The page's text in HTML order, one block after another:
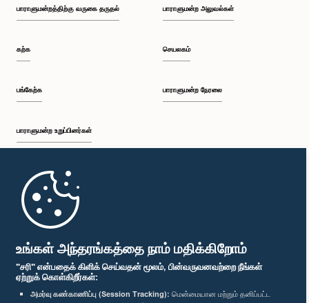
உங்கள் அந்தரங்கத்தை நாம் மதிக்கிறோம்
"சரி" என்பதைக் கிளிக் செய்வதன் மூலம், பின்வருவனவற்றை நீங்கள்
ஏற்றுக் கொள்கிறீர்கள்:
அமர்வு கண்காணிப்பு (Session Tracking): மென்மையான மற்றும் தனிப்பட்ட
பாராளுமன்றத்திற்கு வருகை தருதல்
கற்க
பங்கேற்க
பாராளுமன்ற உறுப்பினர்கள்
முதற்பக்கம்
பாராளுமன்ற அலுவல்கள்
செயலகம்
பாராளுமன்ற நேரலை
பாராளுமன்ற கையடக்க செயலி